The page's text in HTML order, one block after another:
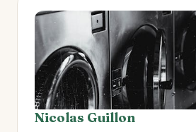
Nicolas Guillon